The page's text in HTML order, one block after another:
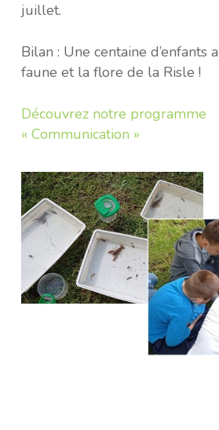
juillet.
Bilan : Une centaine d’enfants
faune et la flore de la Risle !
Découvrez notre programme
« Communication »